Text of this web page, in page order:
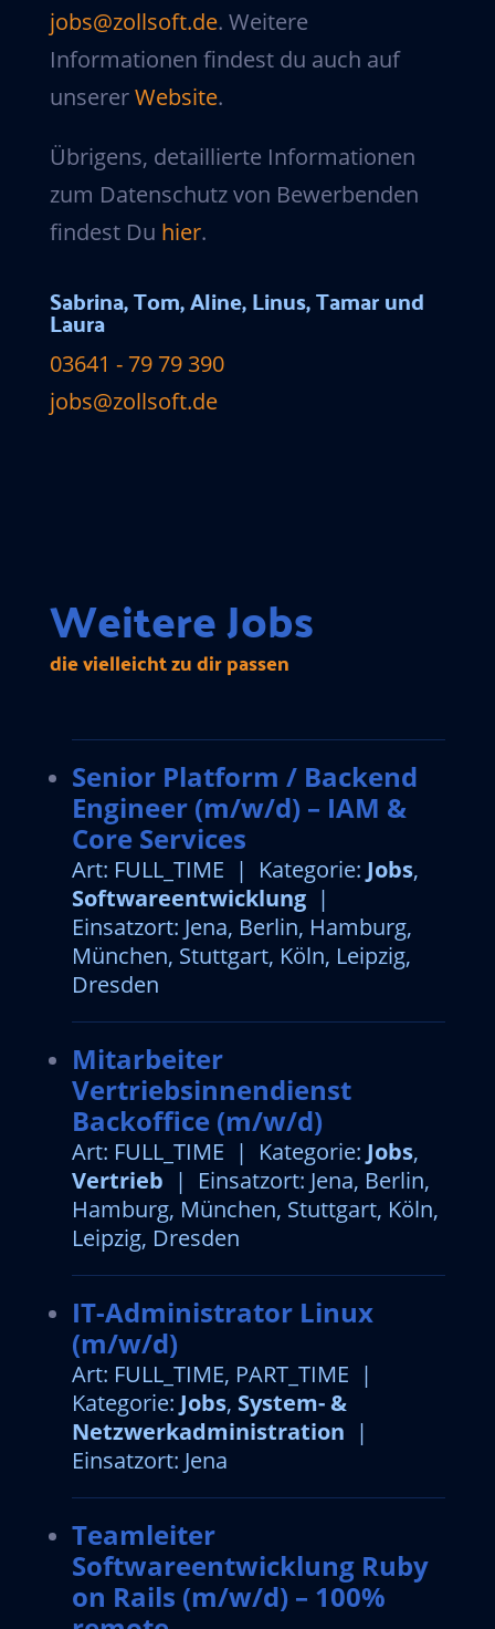
jobs@zollsoft.de. Weitere
Informationen findest du auch auf
unsererWebsite.
Übrigens, detaillierte Informationen
zum Datenschutz von Bewerbenden
findest Du hier.
Sabrina, Tom, Aline, Linus, Tamar und
Laura
03641 - 79 79 390
jobs@zollsoft.de
Weitere Jobs
die vielleicht zu dir passen
Senior Platform / Backend
Engineer (m/w/d) – IAM &
Core Services
Art: FULL_TIME | Kategorie: Jobs,
Softwareentwicklung|
Einsatzort: Jena, Berlin, Hamburg,
München, Stuttgart, Köln, Leipzig,
Dresden
Mitarbeiter
Vertriebsinnendienst
Backoffice (m/w/d)
Art: FULL_TIME | Kategorie: Jobs,
Vertrieb | Einsatzort: Jena, Berlin,
Hamburg, München, Stuttgart, Köln,
Leipzig, Dresden
IT-Administrator Linux
(m/w/d)
Art: FULL_TIME, PART_TIME |
Kategorie: Jobs, System- &
Netzwerkadministration |
Einsatzort: Jena
Teamleiter
Softwareentwicklung Ruby
on Rails (m/w/d) – 100%